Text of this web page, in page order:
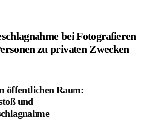
bei Fotografieren
zu privaten Zwecken
öffentlichen Raum:
und